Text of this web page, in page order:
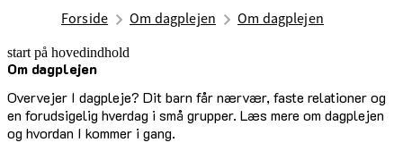
Forside Om dagplejen Om dagplejen
start på hovedindhold
Om dagplejen
Overvejer I dagpleje? Dit barn får nærvær, faste relationer og
en forudsigelig hverdag i små grupper. Læs mere om dagplejen
og hvordan I kommer i gang.
senest opdateret 24. marts 2026